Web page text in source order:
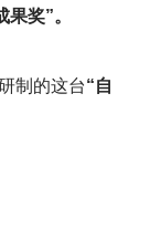
奖”。
制的这台“自